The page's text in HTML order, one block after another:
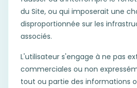
du Site, ou qui imposerait une
disproportionnée sur les
associés.
L'utilisateur s'engage à ne pas
commerciales ou non
tout ou partie des informations